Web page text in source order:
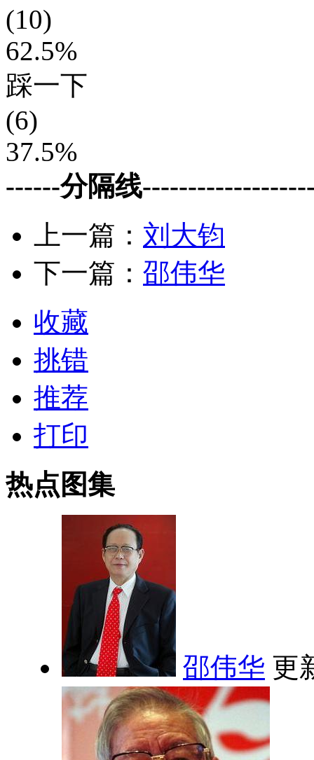
(10)
62.5%
踩一下
(6)
37.5%
------分隔线
上一篇： 刘大钧
下一篇： 邵伟华
收藏
挑错
推荐
打印
热点图集
邵伟华 更